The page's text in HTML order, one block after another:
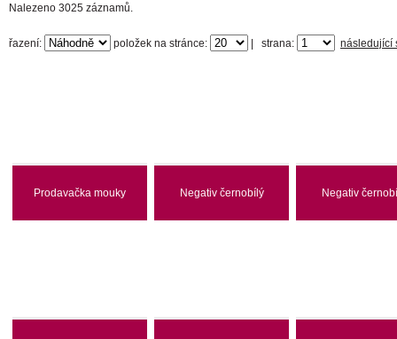
Nalezeno 3025 záznamů.
řazení: položek na stránce: strana: následující
Prodavačka mouky Negativ černobílý Negativ